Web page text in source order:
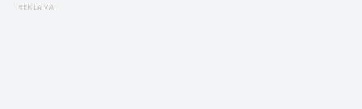
REKLAMA